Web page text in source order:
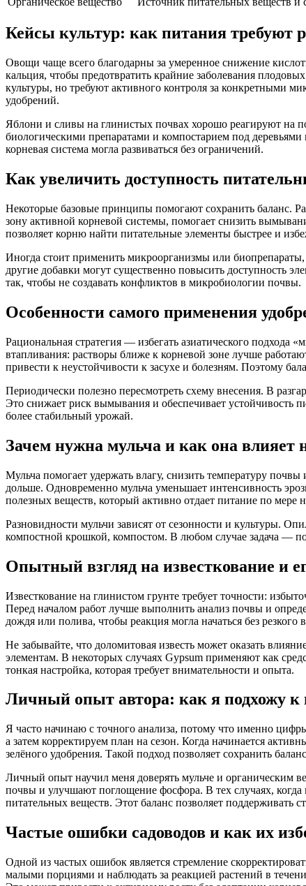
Кейсы культур: как питания требуют
Овощи чаще всего благодарны за умеренное снижение
кальция, чтобы предотвратить крайние заболевания
культуры, но требуют активного контроля за конкретными
удобрений.
Яблони и сливы на глинистых почвах хорошо реагируют на
биологическими препаратами и компостарием под
корневая система могла развиваться без ограничений.
Как увеличить доступность
Некоторые базовые принципы помогают сохранить баланс.
зону активной корневой системы, помогает снизить
позволяет корню найти питательные элементы быстрее и
Иногда стоит применить микроорганизмы или
другие добавки могут существенно повысить доступность
так, чтобы не создавать конфликтов в микробиологии почвы.
Особенности самого применения
Рациональная стратегия — избегать азиатического
втапливания: растворы ближе к корневой зоне лучше
привести к неустойчивости к засухе и болезням. Поэтому
Периодически полезно пересмотреть схему внесения. В
Это снижает риск вымывания и обеспечивает
более стабильный урожай.
Зачем нужна мульча и как она влияет
Мульча помогает удержать влагу, снизить температуру
дольше. Одновременно мульча уменьшает интенсивность
полезных веществ, который активно отдает питание по мере
Разновидности мульчи зависят от сезонности и культуры.
компостной крошкой, компостом. В любом случае задача —
Опытный взгляд на известкование и
Известкование на глинистом грунте требует точности:
Перед началом работ лучше выполнить анализ почвы и
дождя или полива, чтобы реакция могла начаться без резкого
Не забывайте, что доломитовая известь может оказать
элементам. В некоторых случаях Gypsum применяют как
тонкая настройка, которая требует внимательности и опыта.
Личный опыт автора: как я подхожу
Я часто начинаю с точного анализа, потому что именно
а затем корректируем план на сезон. Когда начинается
зелёного удобрения. Такой подход позволяет сохранить
Личный опыт научил меня доверять мульче и органическим
почвы и улучшают поглощение фосфора. В тех случаях,
питательных веществ. Этот баланс позволяет поддерживать
Частые ошибки садоводов и как их
Одной из частых ошибок является стремление
малыми порциями и наблюдать за реакцией растений в